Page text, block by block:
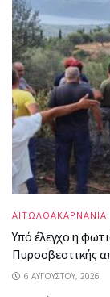
ΑΙΤΩΛΟΑΚΑΡΝΑΝΙΑ
Υπό έλεγχο η
Πυροσβεστικής
6 ΑΥΓΟΎΣΤΟΥ, 2026